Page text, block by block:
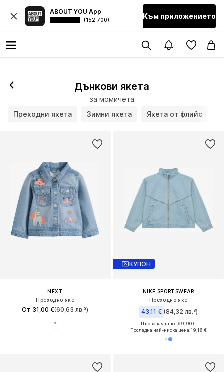
ABOUT YOU App
(152 700) Към приложението
Дънкови якета
за момичета
Преходни якета
Зимни якета Якета от флийс
NEXT
Преходно яке
От 31,00 €(60,63 лв.³)
КУПОН
NIKE SPORTSWEAR
Преходно яке
43,11 € (84,32 лв.³)
Първоначално: 69,90 €
Последна най-ниска цена:19,16 €